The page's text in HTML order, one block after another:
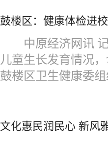
鼓楼区：健康体检进
中原经济网讯 记
儿童生长发育情况
鼓楼区卫生健康委
文化惠民润民心 新风